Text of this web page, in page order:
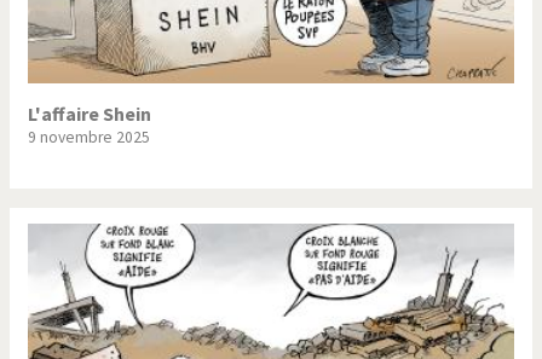
L'affaire Shein
9 novembre 2025